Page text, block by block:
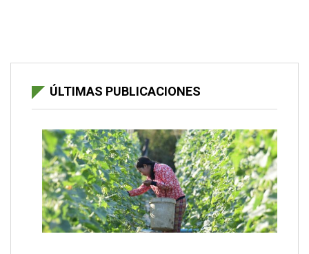
ÚLTIMAS PUBLICACIONES